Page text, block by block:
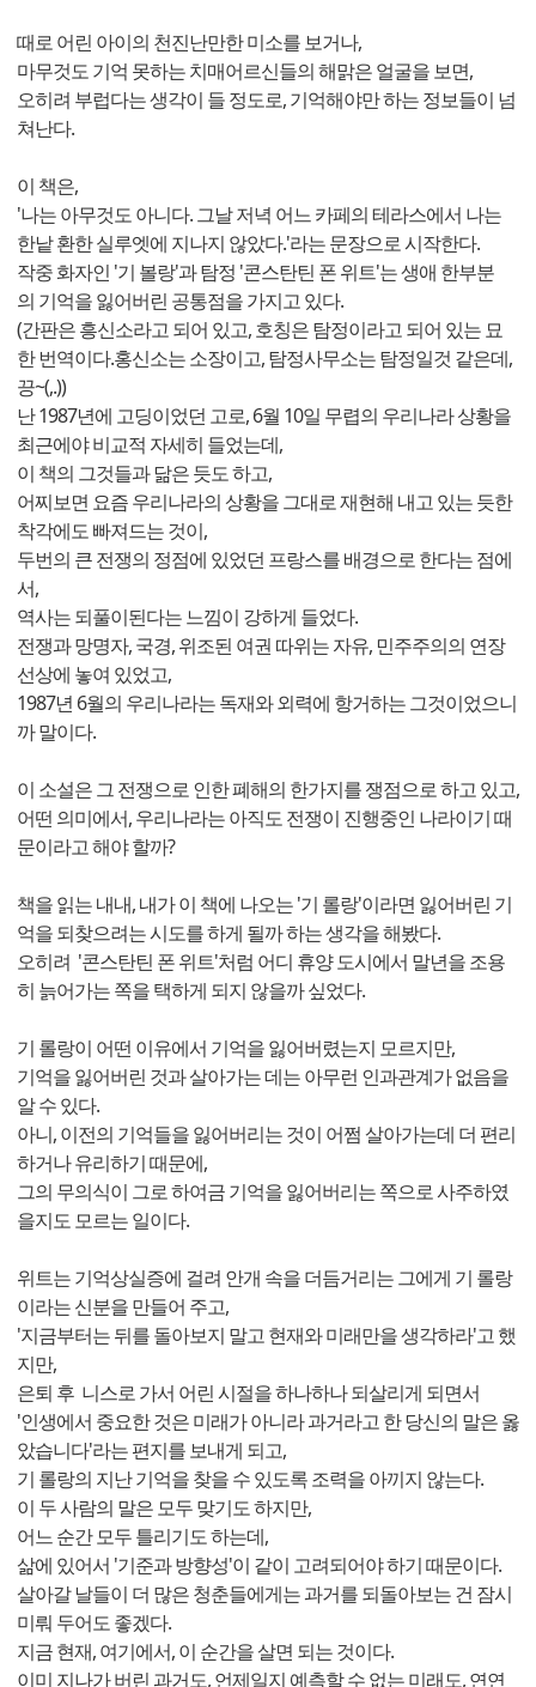
때로 어린 아이의 천진난만한 미소를 보거나,
마무것도 기억 못하는 치매어르신들의 해맑은 얼굴을 보면,
오히려 부럽다는 생각이 들 정도로, 기억해야만 하는 정보들이 넘
쳐난다.
이 책은,
'나는 아무것도 아니다. 그날 저녁 어느 카페의 테라스에서 나는
한낱 환한 실루엣에 지나지 않았다.'라는 문장으로 시작한다.
작중 화자인 '기 볼랑'과 탐정 '콘스탄틴 폰 위트'는 생애 한부분
의 기억을 잃어버린 공통점을 가지고 있다.
(간판은 흥신소라고 되어 있고, 호칭은 탐정이라고 되어 있는 묘
한 번역이다.홍신소는 소장이고, 탐정사무소는 탐정일것 같은데,
끙~(,.))
난 1987년에 고딩이었던 고로, 6월 10일 무렵의 우리나라 상황을
최근에야 비교적 자세히 들었는데,
이 책의 그것들과 닮은 듯도 하고,
어찌보면 요즘 우리나라의 상황을 그대로 재현해 내고 있는 듯한
착각에도 빠져드는 것이,
두번의 큰 전쟁의 정점에 있었던 프랑스를 배경으로 한다는 점에
서,
역사는 되풀이된다는 느낌이 강하게 들었다.
전쟁과 망명자, 국경, 위조된 여권 따위는 자유, 민주주의의 연장
선상에 놓여 있었고,
1987년 6월의 우리나라는 독재와 외력에 항거하는 그것이었으니
까 말이다.
이 소설은 그 전쟁으로 인한 폐해의 한가지를 쟁점으로 하고 있고,
어떤 의미에서, 우리나라는 아직도 전쟁이 진행중인 나라이기 때
문이라고 해야 할까?
책을 읽는 내내, 내가 이 책에 나오는 '기 롤랑'이라면 잃어버린 기
억을 되찾으려는 시도를 하게 될까 하는 생각을 해봤다.
오히려 '콘스탄틴 폰 위트'처럼 어디 휴양 도시에서 말년을 조용
히 늙어가는 쪽을 택하게 되지 않을까 싶었다.
기 롤랑이 어떤 이유에서 기억을 잃어버렸는지 모르지만,
기억을 잃어버린 것과 살아가는 데는 아무런 인과관계가 없음을
알 수 있다.
아니, 이전의 기억들을 잃어버리는 것이 어쩜 살아가는데 더 편리
하거나 유리하기 때문에,
그의 무의식이 그로 하여금 기억을 잃어버리는 쪽으로 사주하였
을지도 모르는 일이다.
위트는 기억상실증에 걸려 안개 속을 더듬거리는 그에게 기 롤랑
이라는 신분을 만들어 주고,
'지금부터는 뒤를 돌아보지 말고 현재와 미래만을 생각하라'고 했
지만,
은퇴 후 니스로 가서 어린 시절을 하나하나 되살리게 되면서
'인생에서 중요한 것은 미래가 아니라 과거라고 한 당신의 말은 옳
았습니다'라는 편지를 보내게 되고,
기 롤랑의 지난 기억을 찾을 수 있도록 조력을 아끼지 않는다.
이 두 사람의 말은 모두 맞기도 하지만,
어느 순간 모두 틀리기도 하는데,
삶에 있어서 '기준과 방향성'이 같이 고려되어야 하기 때문이다.
살아갈 날들이 더 많은 청춘들에게는 과거를 되돌아보는 건 잠시
미뤄 두어도 좋겠다.
지금 현재, 여기에서, 이 순간을 살면 되는 것이다.
이미 지나가 버린 과거도, 언제일지 예측할 수 없는 미래도, 연연